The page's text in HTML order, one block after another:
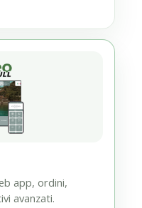
app, ordini,
avanzati.